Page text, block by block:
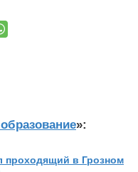
»:
в Грозном